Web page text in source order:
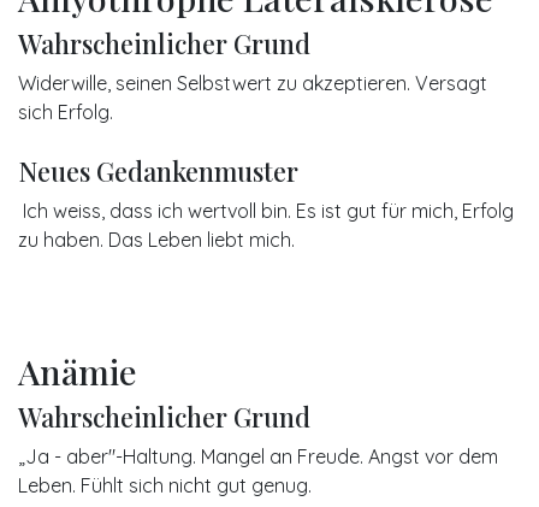
Wahrscheinlicher Grund
Widerwille, seinen Selbstwert zu akzeptieren. Versagt
sich Erfolg.
Neues Gedankenmuster
Ich weiss, dass ich wertvoll bin. Es ist gut für mich, Erfolg
zu haben. Das Leben liebt mich.
Anämie
Wahrscheinlicher Grund
„Ja - aber"-Haltung. Mangel an Freude. Angst vor dem
Leben. Fühlt sich nicht gut genug.